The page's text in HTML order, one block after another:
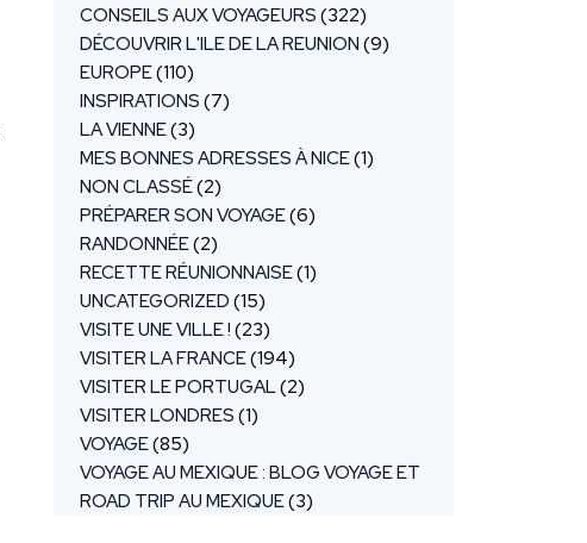
CONSEILS AUX VOYAGEURS (322)
DÉCOUVRIR L'ILE DE LA REUNION (9)
EUROPE(110)
INSPIRATIONS (7)
LA VIENNE(3)
MES BONNES ADRESSES À NICE(1)
NON CLASSÉ(2)
PRÉPARER SON VOYAGE(6)
RANDONNÉE(2)
RECETTE RÉUNIONNAISE(1)
UNCATEGORIZED (15)
VISITE UNE VILLE ! (23)
VISITER LA FRANCE(194)
VISITER LE PORTUGAL(2)
VISITER LONDRES (1)
VOYAGE(85)
VOYAGE AU MEXIQUE : BLOG VOYAGE ET
ROAD TRIP AU MEXIQUE(3)